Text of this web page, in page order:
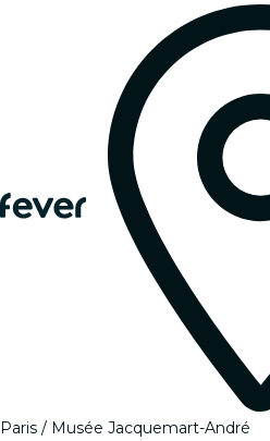
Paris Musée Jacquemart-André